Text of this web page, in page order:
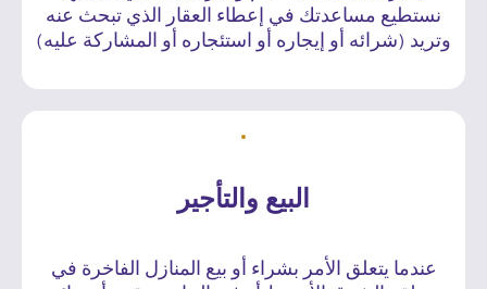
نستطيع مساعدتك في إعطاء العقار الذي تبحث عنه
وتريد (شرائه أو إيجاره أو استئجاره أو المشاركة عليه)
البيع والتأجير
عندما يتعلق الأمر بشراء أو بيع المنازل الفاخرة في